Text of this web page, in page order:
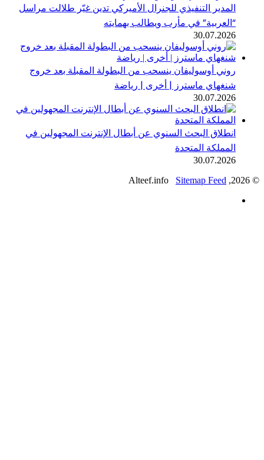
التنفيذي للجنرال الأميركي تدين غيّر طلالت مراسل
في مأرب ويطالب بهمايته
أوسوليفان ينسحب من البطولة المقبلة بعد خروج
ماسترز | أخرى | رياضة
البحث السنوي عن أبطال الإنترنت المجهولين في
المتحدة
Sitemap Feed